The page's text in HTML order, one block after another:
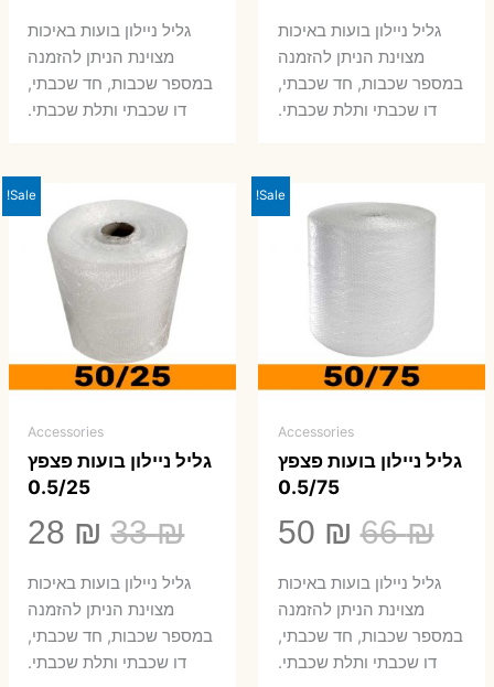
המקורי
היה:
99 ₪.
הנוכחיגליל ניילון בועות באיכות
מצוינת הניתן להזמנה
במספר שכבות, חד שכבתי,
דו שכבתי ותלת שכבתי.
המקורי
היה:
66 ₪.
₪.
גליל ניילון בועות באיכות
מצוינת הניתן להזמנה
במספר שכבות, חד שכבתי,
דו שכבתי ותלת שכבתי.
Sale!
Accessories
גליל ניילון בועות פצפץ
0.5/75
66₪
המחיר
המקורי
היה:
66 ₪.
50 ₪
הנוכחיגליל ניילון בועות באיכות
מצוינת הניתן להזמנה
במספר שכבות, חד שכבתי,
דו שכבתי ותלת שכבתי.
Sale!
Accessories
גליל ניילון בועות פצפץ
0.5/25
33₪
המחיר
המקורי
היה:
33 ₪.
28 ₪
₪.
גליל ניילון בועות באיכות
מצוינת הניתן להזמנה
במספר שכבות, חד שכבתי,
דו שכבתי ותלת שכבתי.